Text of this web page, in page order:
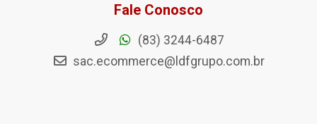
Fale Conosco
(83) 3244-6487
sac.ecommerce@ldfgrupo.com.br